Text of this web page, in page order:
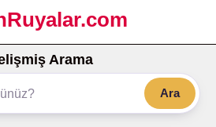
Arama
Ara